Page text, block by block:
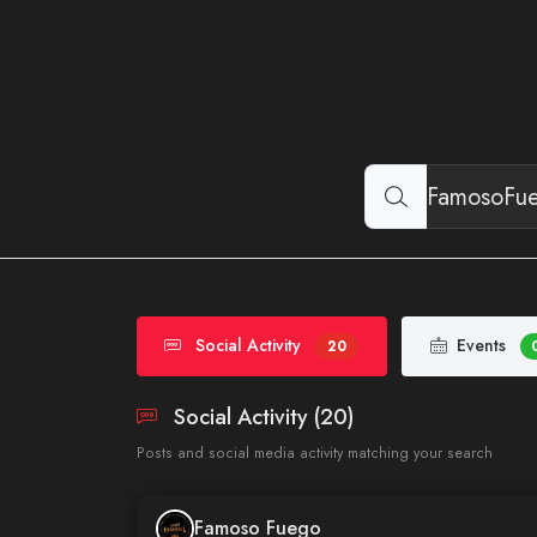
Social Activity 20 Events
Social Activity (20)
Posts and social media activity matching your search
Famoso Fuego